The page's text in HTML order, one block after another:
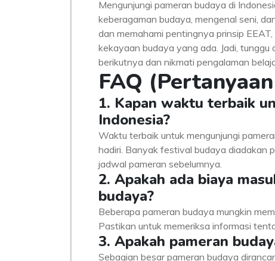
Mengunjungi pameran budaya di
keberagaman budaya, mengenal seni,
dan memahami pentingnya prinsip
kekayaan budaya yang ada. Jadi,
berikutnya dan nikmati pengalaman
FAQ
1. Kapan waktu terbaik
Indonesia?
Waktu terbaik untuk mengunjungi
hadiri. Banyak festival budaya diadakan
jadwal pameran sebelumnya.
2. Apakah ada biaya
budaya?
Beberapa pameran budaya mungkin
Pastikan untuk memeriksa informasi
3. Apakah pameran
Sebagian besar pameran budaya